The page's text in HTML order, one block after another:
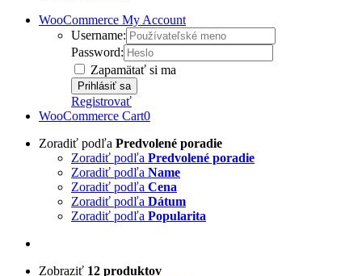
WooCommerce My Account
Username:
Password:
Zapamätať si ma
Registrovať
WooCommerce Cart0
Zoradiť podľa Predvolené poradie
Zoradiť podľa Predvolené poradie
Zoradiť podľa Name
Zoradiť podľa Cena
Zoradiť podľa Dátum
Zoradiť podľa Popularita
Zobraziť 12 produktov